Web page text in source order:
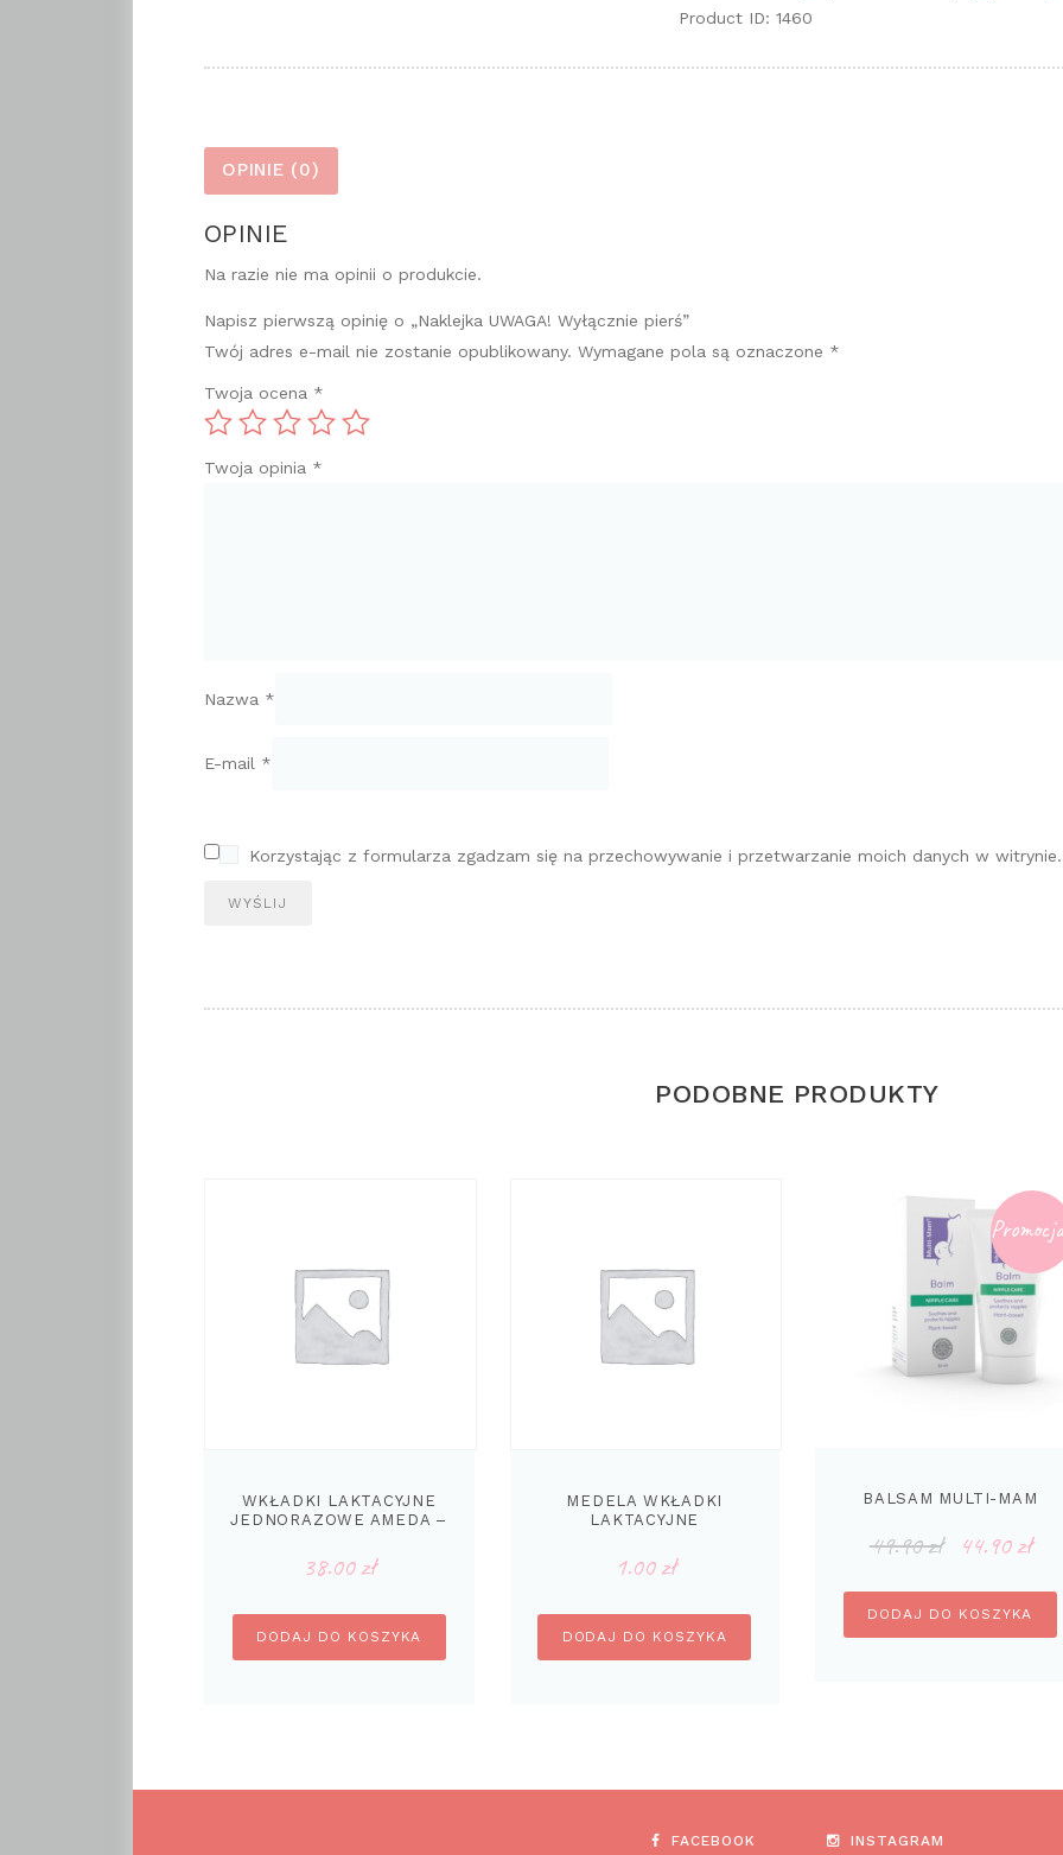
Product ID: 1460
OPINIE (0)
OPINIE
Na razie nie ma opinii o produkcie.
Napisz pierwszą opinię o „Naklejka UWAGA! Wyłącznie pierś”
Twój adres e-mail nie zostanie opublikowany. Wymagane pola są oznaczone *
Twoja ocena *
Twoja opinia *
Nazwa *
E-mail *
Korzystając z formularza zgadzam się na przechowywanie i przetwarzanie moich danych w
PODOBNE PRODUKTY
WKŁADKI LAKTACYJNE
JEDNORAZOWE AMEDA –
38.00zł
DODAJ DO KOSZYKA
MEDELA WKŁADKI
LAKTACYJNE
1.00zł
DODAJ DO KOSZYKA
BALSAM MULTI-MAM
49.90zł
49.90
44.90zł
DODAJ DO KOSZYKA
FACEBOOK INSTAGRAM